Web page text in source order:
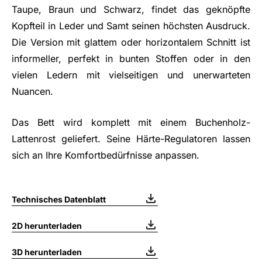
Taupe, Braun und Schwarz, findet das geknöpfte
Kopfteil in Leder und Samt seinen höchsten Ausdruck.
Die Version mit glattem oder horizontalem Schnitt ist
informeller, perfekt in bunten Stoffen oder in den
vielen Ledern mit vielseitigen und unerwarteten
Nuancen.
Das Bett wird komplett mit einem Buchenholz-
Lattenrost geliefert. Seine Härte-Regulatoren lassen
sich an Ihre Komfortbedürfnisse anpassen.
Technisches Datenblatt
2D herunterladen
3D herunterladen